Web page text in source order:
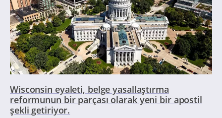
Wisconsin eyaleti, belge yasallaştırma
reformunun bir parçası olarak yeni bir apostil
şekli getiriyor.